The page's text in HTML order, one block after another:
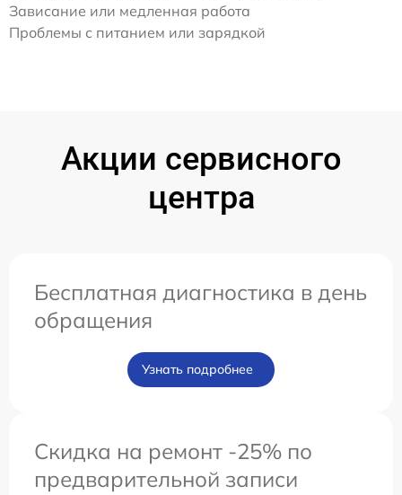
Зависание или медленная работа
Проблемы с питанием или зарядкой
Акции сервисного
центра
Бесплатная диагностика в день
обращения
Узнать подробнее
Скидка на ремонт -25% по
предварительной записи